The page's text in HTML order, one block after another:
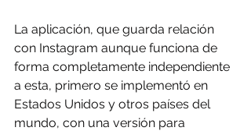
La aplicación, que guarda relación
con Instagram aunque funciona de
forma completamente independiente
a esta, primero se implementó en
Estados Unidos y otros países del
mundo, con una versión para